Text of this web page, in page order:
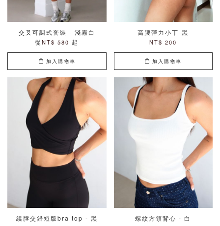
交叉可調式套裝 - 淺霧白
從NT$ 580 起
加入購物車
高腰彈力小丁-黑
NT$ 200
加入購物車
繞脖交錯短版bra top - 黑 螺紋方領背心 - 白